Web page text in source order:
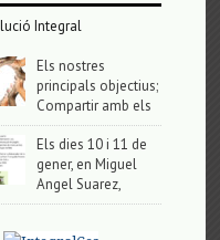
Integral
Els nostres
principals objectius;
Compartir amb els
Els dies 10 i 11 de
gener, en Miguel
Angel Suarez,